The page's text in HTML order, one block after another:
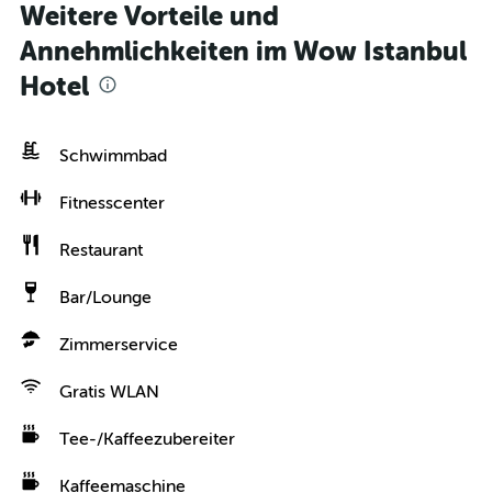
Weitere Vorteile und
Annehmlichkeiten im Wow Istanbul
Hotel
Schwimmbad
Fitnesscenter
Restaurant
Bar/Lounge
Zimmerservice
Gratis WLAN
Tee-/Kaffeezubereiter
Kaffeemaschine